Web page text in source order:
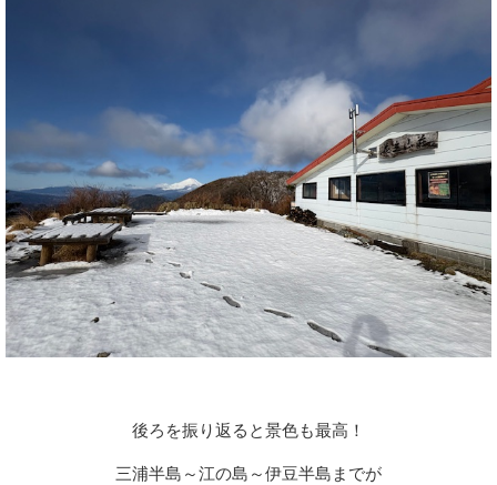
後ろを振り返ると景色も最高！
三浦半島～江の島～伊豆半島までが